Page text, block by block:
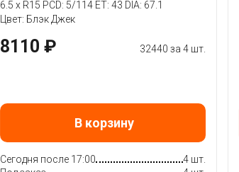
6.5 x R15 PCD: 5/114 ET: 43 DIA: 67.1
Цвет: Блэк Джек
8110 ₽ 32440 за 4 шт.
В корзину
Сегодня после 17:00
4 шт.